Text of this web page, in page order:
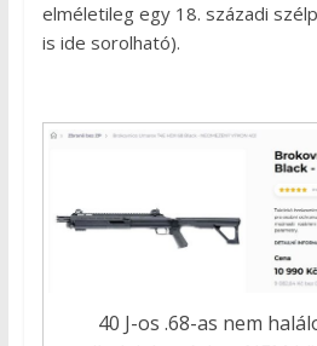
elméletileg egy 18. századi
is ide sorolható).
40 J-os .68-as nem